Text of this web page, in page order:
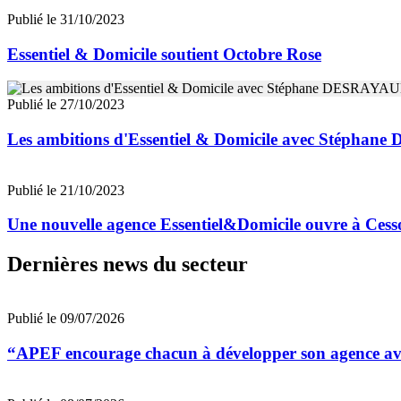
Publié le 31/10/2023
Essentiel & Domicile soutient Octobre Rose
Publié le 27/10/2023
Les ambitions d'Essentiel & Domicile avec Stéphane
Publié le 21/10/2023
Une nouvelle agence Essentiel&Domicile ouvre à
Dernières news du secteur
Publié le 09/07/2026
“APEF encourage chacun à développer son agence